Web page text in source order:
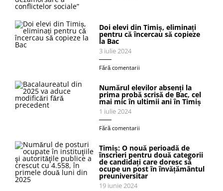
Doi elevi din Timiș, eliminați
pentru că încercau să copieze
la Bac
3 iulie 2024
Fără comentarii
Numărul elevilor absenți la
prima probă scrisă de Bac, cel
mai mic în ultimii ani în Timiș
1 iulie 2024
Fără comentarii
Timiș: O nouă perioadă de
înscrieri pentru două categorii
de candidați care doresc să
ocupe un post în învățământul
preuniversitar
19 iunie 2024